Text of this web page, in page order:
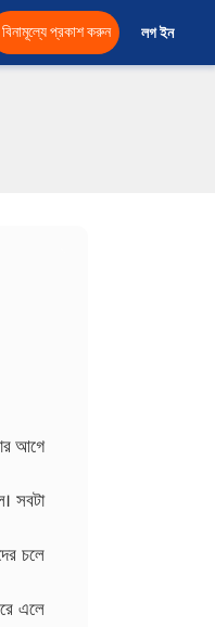
বিনামূল্যে প্রকাশ করুন লগ ইন
আগে
সবটা
চলে
এলে